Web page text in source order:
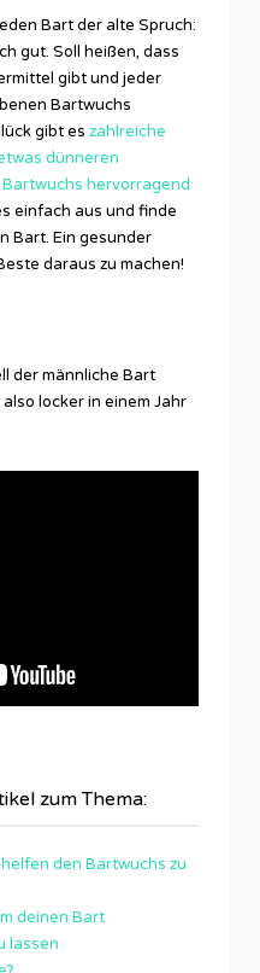
Bart der alte Spruch:
gut. Soll heißen, dass
gibt und jeder
Bartwuchs
gibt es zahlreiche
dünneren
hervorragend
einfach aus und finde
Bart. Ein gesunder
daraus zu machen!
der männliche Bart
locker in einem Jahr
zum Thema:
den Bartwuchs zu
deinen Bart
lassen